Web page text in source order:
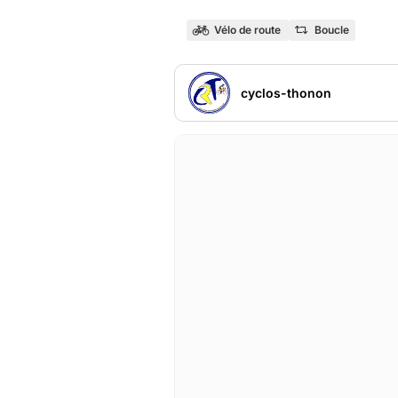
Vélo de route Boucle
cyclos-thonon